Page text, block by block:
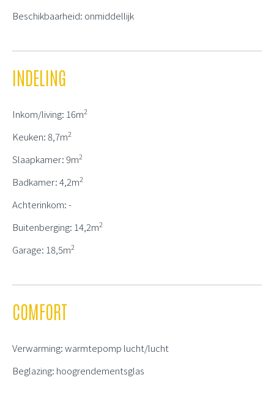
Beschikbaarheid: onmiddellijk
INDELING
Inkom/living: 16m2
Keuken: 8,7m2
Slaapkamer: 9m2
Badkamer: 4,2m2
Achterinkom: -
Buitenberging: 14,2m2
Garage: 18,5m2
COMFORT
Verwarming: warmtepomp lucht/lucht
Beglazing: hoogrendementsglas